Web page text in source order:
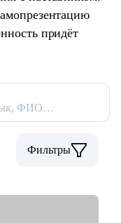
придёт
ФИО…
Фильтры